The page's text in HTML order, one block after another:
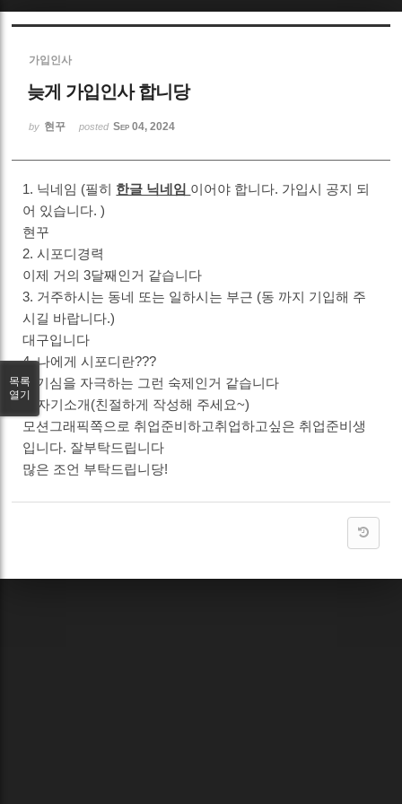
가입인사
늦게 가입인사 합니당
by 현꾸 posted Sep 04, 2024
1. 닉네임 (필히 한글 닉네임 이어야 합니다. 가입시 공지 되
어 있습니다. )
현꾸
2. 시포디경력
이제 거의 3달째인거 같습니다
3. 거주하시는 동네 또는 일하시는 부근 (동 까지 기입해 주
시길 바랍니다.)
대구입니다
4. 나에게 시포디란???
호기심을 자극하는 그런 숙제인거 같습니다
5. 자기소개(친절하게 작성해 주세요~)
모션그래픽쪽으로 취업준비하고취업하고싶은 취업준비생
입니다. 잘부탁드립니다
많은 조언 부탁드립니당!
목록
열기
Sketchbook5, 스케치북5
Sketchbook5, 스케치북5